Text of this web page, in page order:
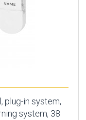
plug-in system,
system, 38